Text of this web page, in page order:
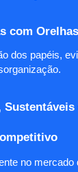
com Orelhas
dos papéis,
no mercado